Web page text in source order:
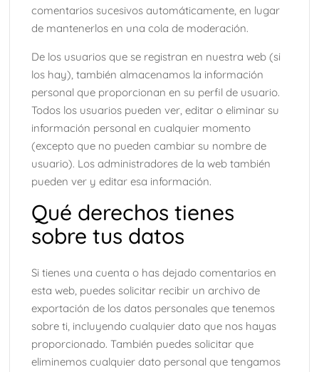
comentarios sucesivos automáticamente, en lugar
de mantenerlos en una cola de moderación.
De los usuarios que se registran en nuestra web (si
los hay), también almacenamos la información
personal que proporcionan en su perfil de usuario.
Todos los usuarios pueden ver, editar o eliminar su
información personal en cualquier momento
(excepto que no pueden cambiar su nombre de
usuario). Los administradores de la web también
pueden ver y editar esa información.
Qué derechos tienes
sobre tus datos
Si tienes una cuenta o has dejado comentarios en
esta web, puedes solicitar recibir un archivo de
exportación de los datos personales que tenemos
sobre ti, incluyendo cualquier dato que nos hayas
proporcionado. También puedes solicitar que
eliminemos cualquier dato personal que tengamos